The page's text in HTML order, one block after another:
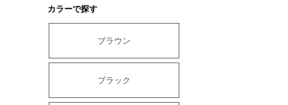
カラーで探す
ブラウン
ブラック